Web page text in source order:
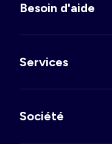
Besoin d'aide
Services
Société